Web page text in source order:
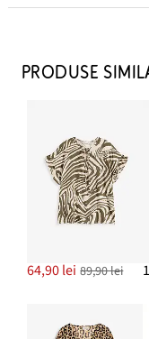
64,90
PRODUSE
64,90 lei 89,90 lei